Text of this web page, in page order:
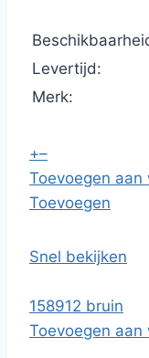
Levertijd:
Merk:
+–
Toevoegen aan
Toevoegen
Snel bekijken
158912 bruin
Toevoegen aan